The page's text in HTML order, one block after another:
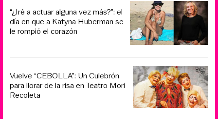
“¿Iré a actuar alguna vez más?”: el
día en que a Katyna Huberman se
le rompió el corazón
Vuelve “CEBOLLA”: Un Culebrón
para llorar de la risa en Teatro Mori
Recoleta